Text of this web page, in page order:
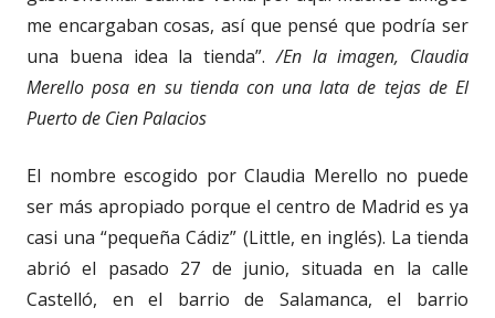
me encargaban cosas, así que pensé que podría ser
una buena idea la tienda”./En la imagen, Claudia
Merello posa en su tienda con una lata de tejas de El
Puerto de Cien Palacios
El nombre escogido por Claudia Merello no puede
ser más apropiado porque el centro de Madrid es ya
casi una “pequeña Cádiz” (Little, en inglés). La tienda
abrió el pasado 27 de junio, situada en la calle
Castelló, en el barrio de Salamanca, el barrio